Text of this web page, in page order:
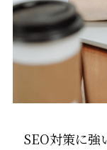
SEO対策に強